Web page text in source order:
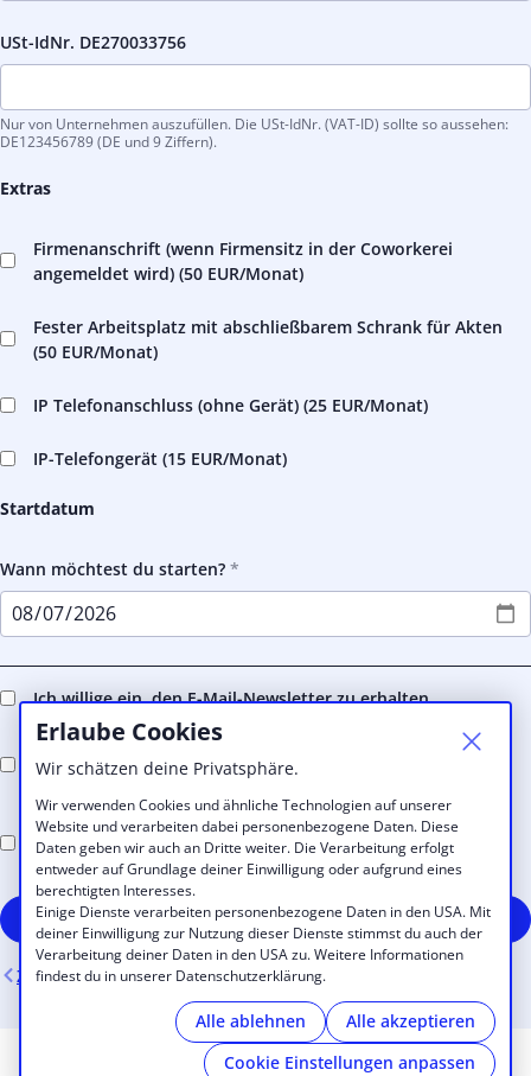
Erlaube Cookies
Wir schätzen deine Privatsphäre.
Wir verwenden Cookies und ähnliche Technologien auf unserer
Website und verarbeiten dabei personenbezogene Daten. Diese
Daten geben wir auch an Dritte weiter. Die Verarbeitung erfolgt
entweder auf Grundlage deiner Einwilligung oder aufgrund eines
berechtigten Interesses.
Einige Dienste verarbeiten personenbezogene Daten in den USA. Mit
deiner Einwilligung zur Nutzung dieser Dienste stimmst du auch der
Verarbeitung deiner Daten in den USA zu. Weitere Informationen
findest du in unserer Datenschutzerklärung.
Alle ablehnen
Alle akzeptieren
Cookie Einstellungen anpassen
USt-IdNr. DE270033756
Nur von Unternehmen auszufüllen. Die USt-IdNr. (VAT-ID) sollte so aussehen:
DE123456789 (DE und 9 Ziffern).
Extras
Firmenanschrift (wenn Firmensitz in der Coworkerei
angemeldet wird) (50 EUR/Monat)
Fester Arbeitsplatz mit abschließbarem Schrank für Akten
(50 EUR/Monat)
IP Telefonanschluss (ohne Gerät) (25 EUR/Monat)
IP-Telefongerät (15 EUR/Monat)
Startdatum
Wann möchtest du starten?
Ich willige ein, den E-Mail-Newsletter zu erhalten
Geschäftsbedingungen und Konditionen
Ich nehme dieDatenschutzerklärungvon Coworkerei
Tegernsee an
Kostenpflichtig registrieren
Zurück